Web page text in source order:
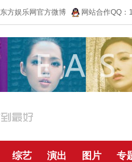
东方娱乐网官方微博 网站合作QQ
综艺 演出 图片 专